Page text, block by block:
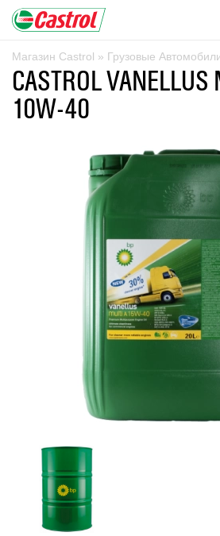
Магазин Castrol » Грузовые
CASTROL VANELLUS
10W-40